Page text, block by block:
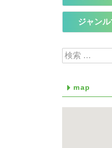
ジャン
検索:
map